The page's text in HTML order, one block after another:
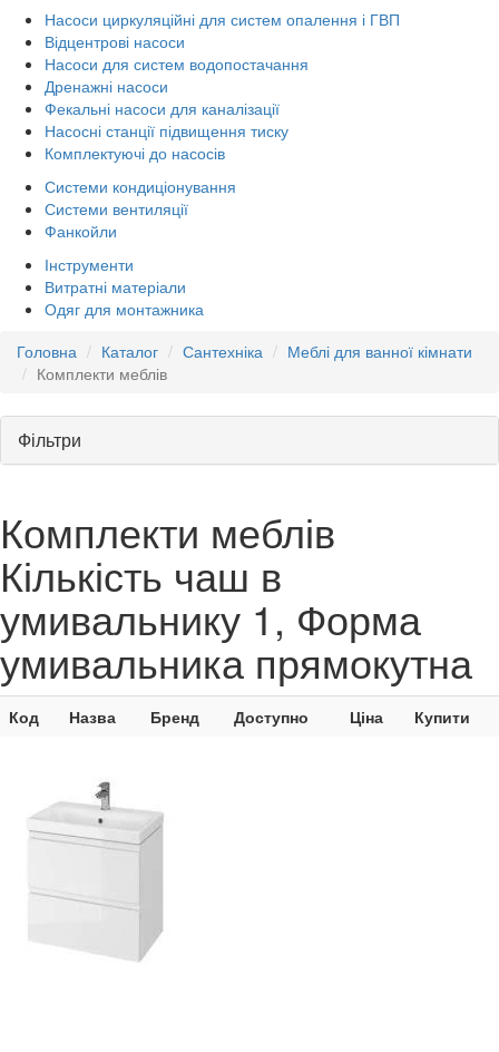
Насоси циркуляційні для систем опалення і ГВП
Відцентрові насоси
Насоси для систем водопостачання
Дренажні насоси
Фекальні насоси для каналізації
Насосні станції підвищення тиску
Комплектуючі до насосів
Системи кондиціонування
Системи вентиляції
Фанкойли
Інструменти
Витратні матеріали
Одяг для монтажника
Головна
Каталог Сантехніка
Меблі для ванної кімнати
Комплекти меблів
Фільтри
Комплекти меблів
Кількість чаш в
умивальнику 1, Форма
умивальника прямокутна
Код Назва Бренд Доступно Ціна Купити